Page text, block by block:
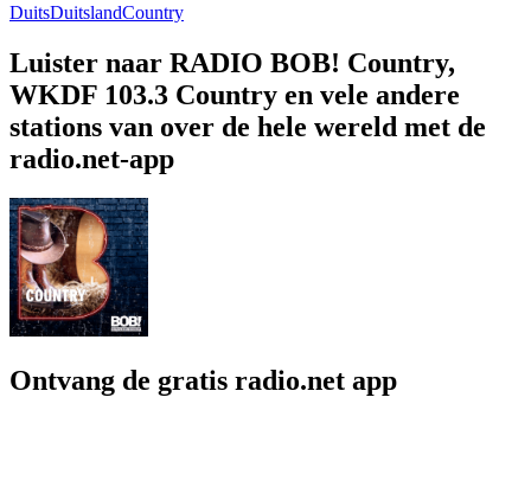
DuitsDuitslandCountry
Luister naar RADIO BOB! Country,
WKDF 103.3 Country en vele andere
stations van over de hele wereld met de
radio.net-app
Ontvang de gratis radio.net app